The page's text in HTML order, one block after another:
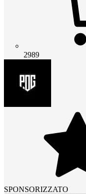
2989
SPONSORIZZATO